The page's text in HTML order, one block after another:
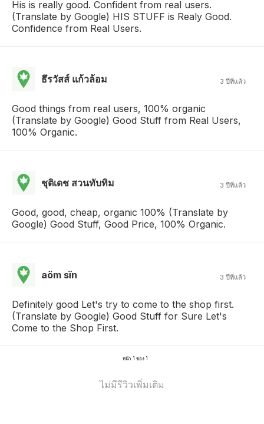
His is really good. Confident from real users.
(Translate by Google) HIS STUFF is Realy Good.
Confidence from Real Users.
ธึรวัสส์ แก้วล้อม 3 ปีที่แล้ว
Good things from real users, 100% organic
(Translate by Google) Good Stuff from Real Users,
100% Organic.
ชุติเดช สวนทับทิม 3 ปีที่แล้ว
Good, good, cheap, organic 100% (Translate by
Google) Good Stuff, Good Price, 100% Organic.
aöm sïn 3 ปีที่แล้ว
Definitely good Let's try to come to the shop first.
(Translate by Google) Good Stuff for Sure Let's
Come to the Shop First.
หน้า 1 ของ 1
ไม่มีรีวิวเพิ่มเติม